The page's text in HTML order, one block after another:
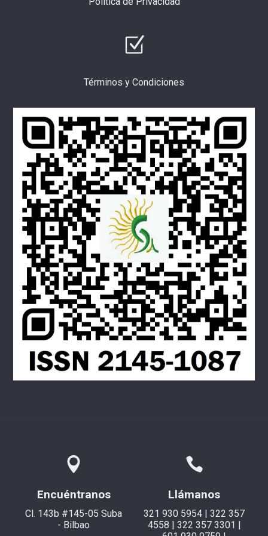
Términos y Condiciones
Encuéntranos
Cl. 143b #145-05 Suba
- Bilbao
Llámanos
321 930 5954 | 322 357
4558 | 322 357 3301 |